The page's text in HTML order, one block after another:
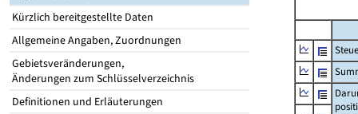
Kürzlich bereitgestellte Daten
Allgemeine Angaben, Zuordnungen
Gebietsveränderungen,
Änderungen zum Schlüsselverzeichnis
Definitionen und Erläuterungen